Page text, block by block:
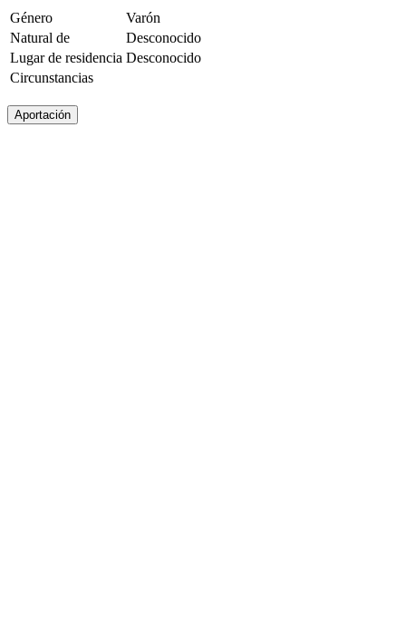
Género
Varón
Natural de
Desconocido
Lugar de residencia Desconocido
Circunstancias